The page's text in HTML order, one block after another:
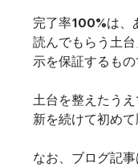
完了率100%は、
読んでもらう土
示を保証するもの
土台を整えたう
新を続けて初めて
なお、ブログ記